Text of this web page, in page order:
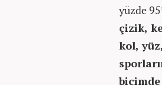
yüzde
çizik,
kol,